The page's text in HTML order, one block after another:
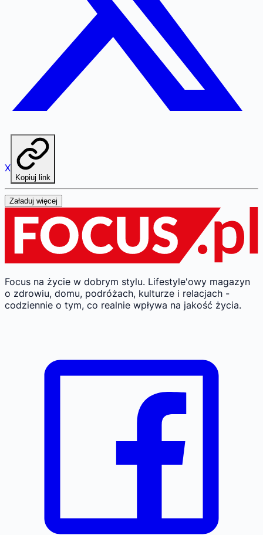
X
Kopiuj link
Załaduj więcej
Focus na życie w dobrym stylu. Lifestyle'owy magazyn
o zdrowiu, domu, podróżach, kulturze i relacjach -
codziennie o tym, co realnie wpływa na jakość życia.